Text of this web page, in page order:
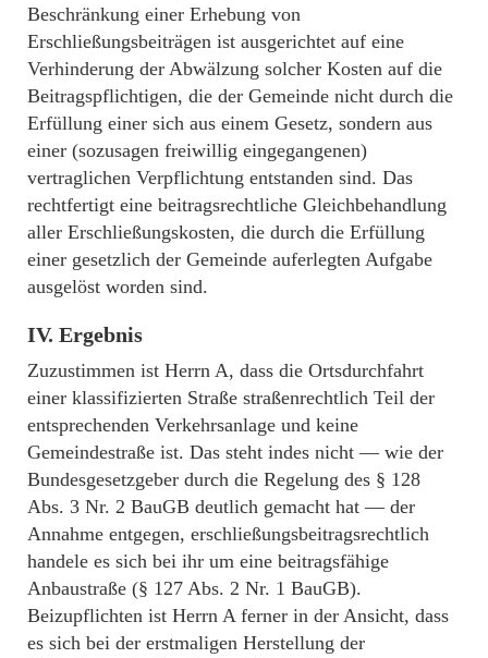
Beschränkung einer Erhebung von
Erschließungsbeiträgen ist ausgerichtet auf eine
Verhinderung der Abwälzung solcher Kosten auf die
Beitragspflichtigen, die der Gemeinde nicht durch die
Erfüllung einer sich aus einem Gesetz, sondern aus
einer (sozusagen freiwillig eingegangenen)
vertraglichen Verpflichtung entstanden sind. Das
rechtfertigt eine beitragsrechtliche Gleichbehandlung
aller Erschließungskosten, die durch die Erfüllung
einer gesetzlich der Gemeinde auferlegten Aufgabe
ausgelöst worden sind.
IV. Ergebnis
Zuzustimmen ist Herrn A, dass die Ortsdurchfahrt
einer klassifizierten Straße straßenrechtlich Teil der
entsprechenden Verkehrsanlage und keine
Gemeindestraße ist. Das steht indes nicht — wie der
Bundesgesetzgeber durch die Regelung des § 128
Abs. 3 Nr. 2 BauGB deutlich gemacht hat — der
Annahme entgegen, erschließungsbeitragsrechtlich
handele es sich bei ihr um eine beitragsfähige
Anbaustraße (§ 127 Abs. 2 Nr. 1 BauGB).
Beizupflichten ist Herrn A ferner in der Ansicht, dass
es sich bei der erstmaligen Herstellung der